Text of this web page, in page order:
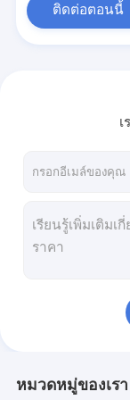
ติดต่อตอนนี้
หมวดหมู่ของเรา